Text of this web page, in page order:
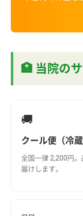
🏥 当院の
🚚
クール便（冷
全国一律 2,200円
届けします。